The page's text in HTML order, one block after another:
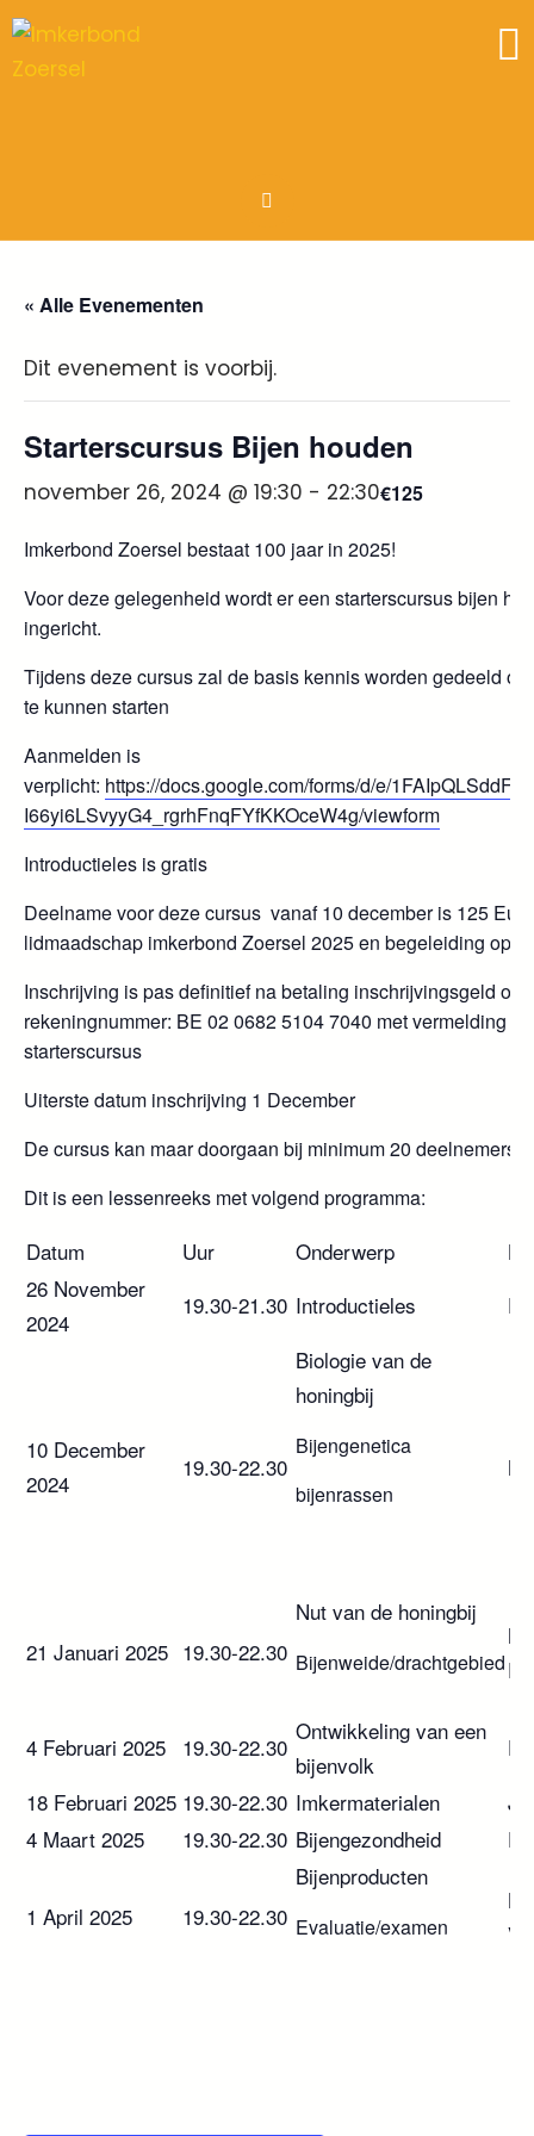
« Alle Evenementen
Dit evenement is voorbij.
Starterscursus Bijen houden
november 26, 2024 @ 19:30 - 22:30€125
Imkerbond Zoersel bestaat 100 jaar in 2025!
Voor deze gelegenheid wordt er een starterscursus bijen
ingericht.
Tijdens deze cursus zal de basis kennis worden gedeeld
te kunnen starten
Aanmelden is
verplicht: https://docs.google.com/forms/d/e/
I66yi6LSvyyG4_rgrhFnqFYfKKOceW4g/viewform
Introductieles is gratis
Deelname voor deze cursus vanaf 10 december is 125
lidmaadschap imkerbond Zoersel 2025 en begeleiding
Inschrijving is pas definitief na betaling inschrijvingsgeld op
rekeningnummer: BE 02 0682 5104 7040 met vermelding
starterscursus
Uiterste datum inschrijving 1 December
De cursus kan maar doorgaan bij minimum 20 deelnemers.
Dit is een lessenreeks met volgend programma:
Datum Uur Onderwerp
26 November
2024
19.30-21.30 Introductieles
10 December
2024
19.30-22.30
Biologie van de
honingbij
Bijengenetica
bijenrassen
21 Januari 2025 19.30-22.30
Nut van de honingbij
Bijenweide/drachtgebied
4 Februari 2025 19.30-22.30
Ontwikkeling van een
bijenvolk
18 Februari 2025 19.30-22.30 Imkermaterialen
4 Maart 2025
19.30-22.30 Bijengezondheid
1 April 2025 19.30-22.30
Bijenproducten
Evaluatie/examen